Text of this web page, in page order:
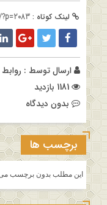
لینک کوتاه :
ارسال توسط :
بدون دیدگاه
برچسب ها
این مطلب بدون برچسب